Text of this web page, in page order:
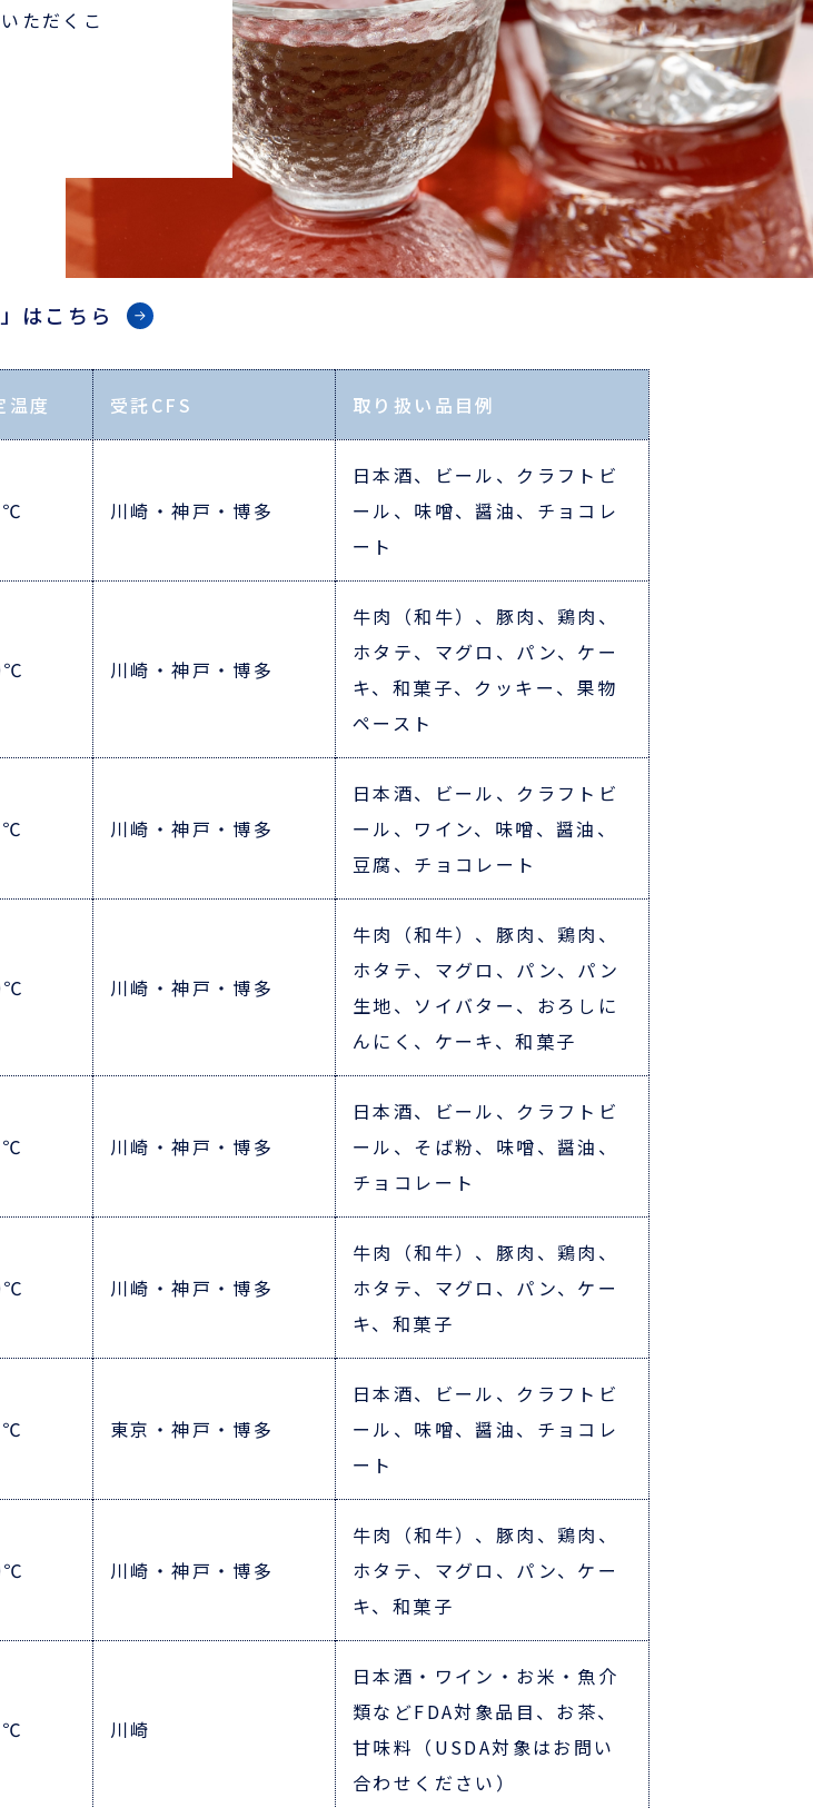
ただくこ
はこちら
温度 受託CFS 取り扱い品目例
川崎・神戸・博多
日本酒、ビール、クラフトビ
ール、味噌、醤油、チョコレ
ート
川崎・神戸・博多
牛肉（和牛）、豚肉、鶏肉、
ホタテ、マグロ、パン、ケー
キ、和菓子、クッキー、果物
ペースト
川崎・神戸・博多
日本酒、ビール、クラフトビ
ール、ワイン、味噌、醤油、
豆腐、チョコレート
川崎・神戸・博多
牛肉（和牛）、豚肉、鶏肉、
ホタテ、マグロ、パン、パン
生地、ソイバター、おろしに
んにく、ケーキ、和菓子
川崎・神戸・博多
日本酒、ビール、クラフトビ
ール、そば粉、味噌、醤油、
チョコレート
川崎・神戸・博多
牛肉（和牛）、豚肉、鶏肉、
ホタテ、マグロ、パン、ケー
キ、和菓子
東京・神戸・博多
日本酒、ビール、クラフトビ
ール、味噌、醤油、チョコレ
ート
川崎・神戸・博多
牛肉（和牛）、豚肉、鶏肉、
ホタテ、マグロ、パン、ケー
キ、和菓子
川崎
日本酒・ワイン・お米・魚介
類などFDA対象品目、お茶、
甘味料（USDA対象はお問い
合わせください）